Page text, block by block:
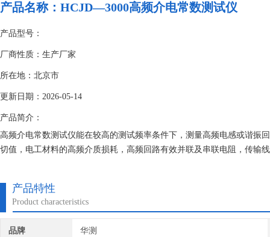
产品名称： HCJD—3000高频介电常数测试仪
产品型号：
厂商性质：生产厂家
所在地：北京市
更新日期：2026-05-14
产品简介：
高频介电常数测试仪能在较高的测试频率条件下，测量高频电感或谐振
切值，电工材料的高频介质损耗，高频回路有效并联及串联电阻，传输
产品特性
Product characteristics
品牌 华测